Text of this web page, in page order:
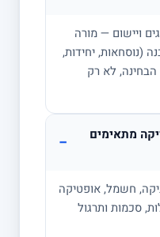
ויישום — מורה
(נוסחאות, יחידות,
לא רק
מתאימים
−
חשמל, אופטיקה
סכמות ותרגול